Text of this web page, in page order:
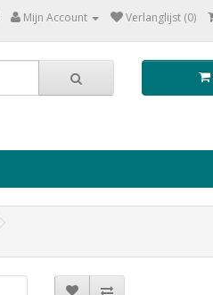
Mijn Account Verlanglijst (0)